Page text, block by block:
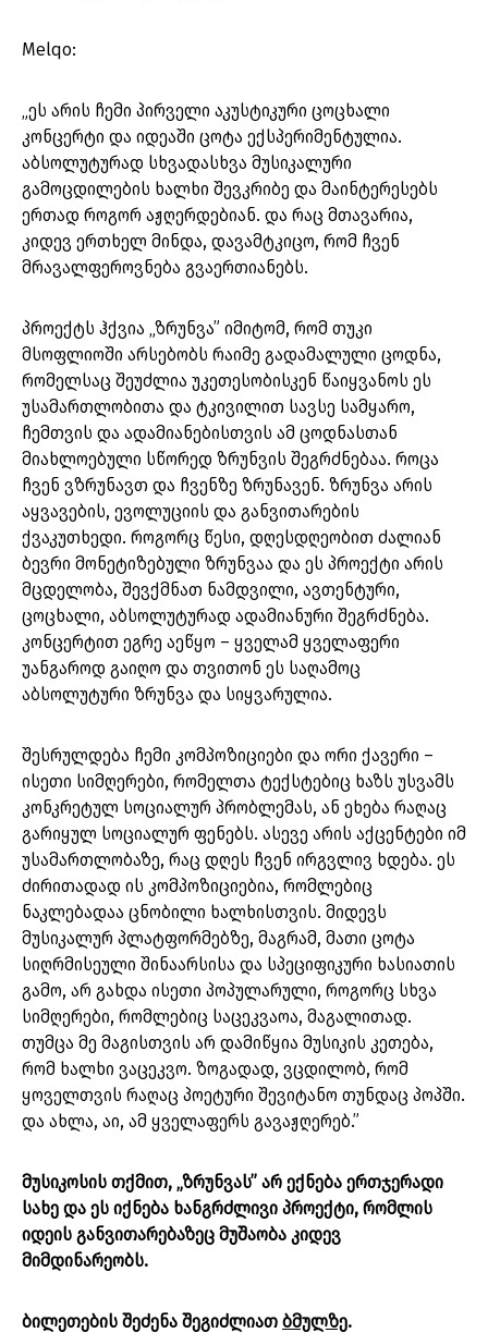
Melqo:
„ეს არის ჩემი პირველი აკუსტიკური ცოცხალი
კონცერტი და იდეაში ცოტა ექსპერიმენტულია.
აბსოლუტურად სხვადასხვა მუსიკალური
გამოცდილების ხალხი შევკრიბე და მაინტერესებს
ერთად როგორ აჟღერდებიან. და რაც მთავარია,
კიდევ ერთხელ მინდა, დავამტკიცო, რომ ჩვენ
მრავალფეროვნება გვაერთიანებს.
პროექტს ჰქვია „ზრუნვა” იმიტომ, რომ თუკი
მსოფლიოში არსებობს რაიმე გადამალული ცოდნა,
რომელსაც შეუძლია უკეთესობისკენ წაიყვანოს ეს
უსამართლობითა და ტკივილით სავსე სამყარო,
ჩემთვის და ადამიანებისთვის ამ ცოდნასთან
მიახლოებული სწორედ ზრუნვის შეგრძნებაა. როცა
ჩვენ ვზრუნავთ და ჩვენზე ზრუნავენ. ზრუნვა არის
აყვავების, ევოლუციის და განვითარების
ქვაკუთხედი. როგორც წესი, დღესდღეობით ძალიან
ბევრი მონეტიზებული ზრუნვაა და ეს პროექტი არის
მცდელობა, შევქმნათ ნამდვილი, ავთენტური,
ცოცხალი, აბსოლუტურად ადამიანური შეგრძნება.
კონცერტით ეგრე აეწყო – ყველამ ყველაფერი
უანგაროდ გაიღო და თვითონ ეს საღამოც
აბსოლუტური ზრუნვა და სიყვარულია.
შესრულდება ჩემი კომპოზიციები და ორი ქავერი –
ისეთი სიმღერები, რომელთა ტექსტებიც ხაზს უსვამს
კონკრეტულ სოციალურ პრობლემას, ან ეხება რაღაც
გარიყულ სოციალურ ფენებს. ასევე არის აქცენტები იმ
უსამართლობაზე, რაც დღეს ჩვენ ირგვლივ ხდება. ეს
ძირითადად ის კომპოზიციებია, რომლებიც
ნაკლებადაა ცნობილი ხალხისთვის. მიდევს
მუსიკალურ პლატფორმებზე, მაგრამ, მათი ცოტა
სიღრმისეული შინაარსისა და სპეციფიკური ხასიათის
გამო, არ გახდა ისეთი პოპულარული, როგორც სხვა
სიმღერები, რომლებიც საცეკვაოა, მაგალითად.
თუმცა მე მაგისთვის არ დამიწყია მუსიკის კეთება,
რომ ხალხი ვაცეკვო. ზოგადად, ვცდილობ, რომ
ყოველთვის რაღაც პოეტური შევიტანო თუნდაც პოპში.
და ახლა, აი, ამ ყველაფერს გავაჟღერებ.”
მუსიკოსის თქმით, „ზრუნვას” არ ექნება ერთჯერადი
სახე და ეს იქნება ხანგრძლივი პროექტი, რომლის
იდეის განვითარებაზეც მუშაობა კიდევ
მიმდინარეობს.
ბილეთების შეძენა შეგიძლიათ ბმულზე.